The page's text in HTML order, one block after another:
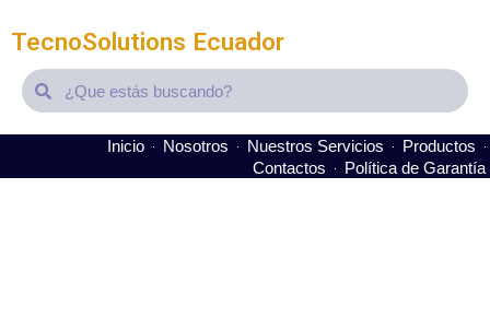
TecnoSolutions Ecuador
SearchSearch
Inicio Nosotros Nuestros Servicios
Productos
Contactos
Política de Garantía